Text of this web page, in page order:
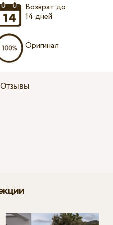
Возврат до
14 дней
Оригинал
Отзывы